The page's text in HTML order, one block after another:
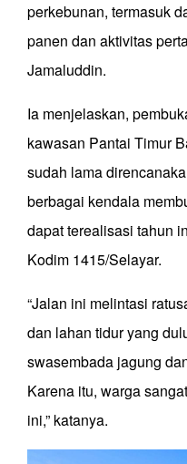
perkebunan, termasuk
panen dan aktivitas
Jamaluddin.
Ia menjelaskan,
kawasan Pantai Timur
sudah lama
berbagai kendala
dapat terealisasi tahun
Kodim 1415/Selayar.
“Jalan ini melintasi
dan lahan tidur yang
swasembada jagung
Karena itu, warga
ini,” katanya.